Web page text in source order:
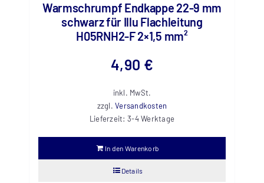
Warmschrumpf Endkappe 22-9 mm
schwarz für Illu Flachleitung
H05RNH2-F 2×1,5 mm²
4,90 €
inkl. MwSt.
zzgl.Versandkosten
Lieferzeit: 3-4 Werktage
In den Warenkorb
Details